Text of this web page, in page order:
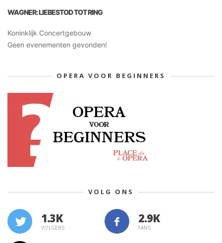
WAGNER: LIEBESTOD TOT RING
Koninklijk Concertgebouw
Geen evenementen gevonden!
OPERA VOOR BEGINNERS
VOLG ONS
1.3K
VOLGERS FANS